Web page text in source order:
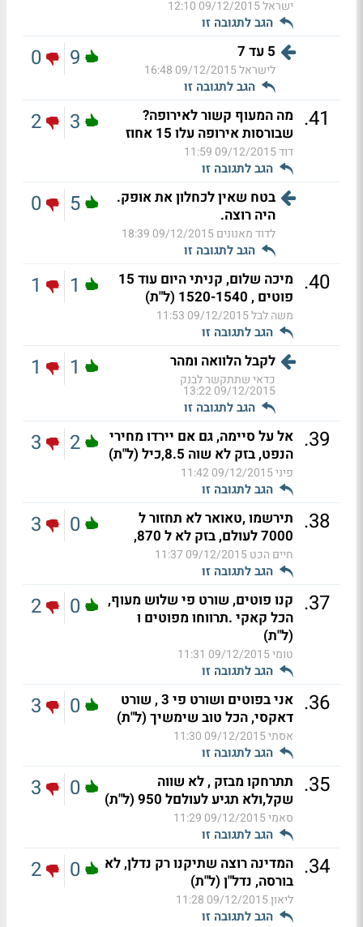
ישראל09/12/2015 12:10
הגב לתגובה זו
5 עד 7
לישראל09/12/2015 16:48
הגב לתגובה זו
9
0
41
. מה המעוף קשור לאירופה?
שבורסות אירופה עלו 15 אחוז
דוד09/12/2015 11:59
הגב לתגובה זו
3
2
בטח שאין לכחלון את אופק.
היה רוצה.
לדוד מאנונים09/12/2015 18:39
הגב לתגובה זו
5
0
40
.
מיכה שלום, קניתי היום עוד 15
פוטים , 1520-1540 (ל"ת)
משה לבל09/12/2015 11:53
הגב לתגובה זו
1
1
לקבל הלוואה ומהר
כדאי שתתקשר לבנק
09/12/2015 13:22
הגב לתגובה זו
1
1
39
. אל על סיימה, גם אם יירדו מחירי
הנפט, בזק לא שוה 8.5,כיל (ל"ת)
פיני09/12/2015 11:42
הגב לתגובה זו
2
3
38
. תירשמו ,טאואר לא תחזור ל
7000 לעולם, בזק לא ל 870,
חיים הכט09/12/2015 11:37
הגב לתגובה זו
0
3
37
. קנו פוטים, שורט פי שלוש מעוף,
הכל קאקי .תרווחו מפוטים ו
(ל"ת)
טומי09/12/2015 11:31
הגב לתגובה זו
0
2
36
.
אני בפוטים ושורט פי 3 , שורט
דאקסי, הכל טוב שימשיך (ל"ת)
אסתי09/12/2015 11:30
הגב לתגובה זו
0
3
35
. תתרחקו מבזק , לא שווה
שקל,ולא תגיע לעולםל 950 (ל"ת)
סאמי09/12/2015 11:29
הגב לתגובה זו
0
3
34
. המדינה רוצה שתיקנו רק נדלן, לא
בורסה, נדל"ן (ל"ת)
ליאון09/12/2015 11:28
הגב לתגובה זו
0
2